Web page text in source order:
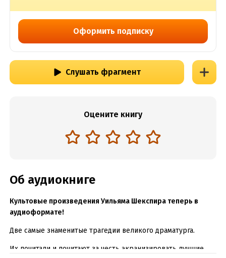
Оформить подписку
Слушать фрагмент
Оцените книгу
Об аудиокниге
Культовые произведения Уильяма Шекспира теперь в
аудиоформате!
Две самые знаменитые трагедии великого драматурга.
Их почитали и почитают за честь экранизировать лучшие